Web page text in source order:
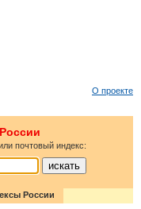
О проекте
почтовый индекс:
России